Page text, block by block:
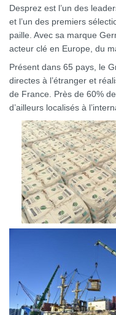
Desprez est l’un des
et l’un des premiers
paille. Avec sa marque
acteur clé en Europe, du
Présent dans 65 pays, le
directes à l’étranger et
de France. Près de 60%
d’ailleurs localisés à